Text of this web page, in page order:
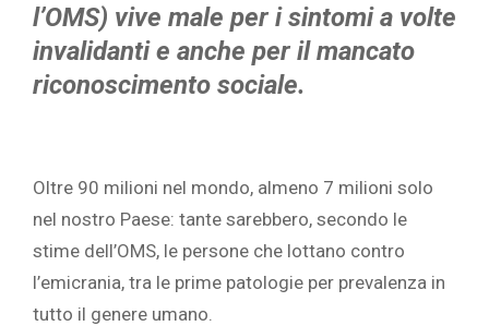
l’OMS) vive male per i sintomi a volte
invalidanti e anche per il mancato
riconoscimento sociale.
Oltre 90 milioni nel mondo, almeno 7 milioni solo
nel nostro Paese: tante sarebbero, secondo le
stime dell’OMS, le persone che lottano contro
l’emicrania, tra le prime patologie per prevalenza in
tutto il genere umano.